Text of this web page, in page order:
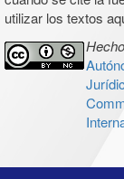
utilizar los textos